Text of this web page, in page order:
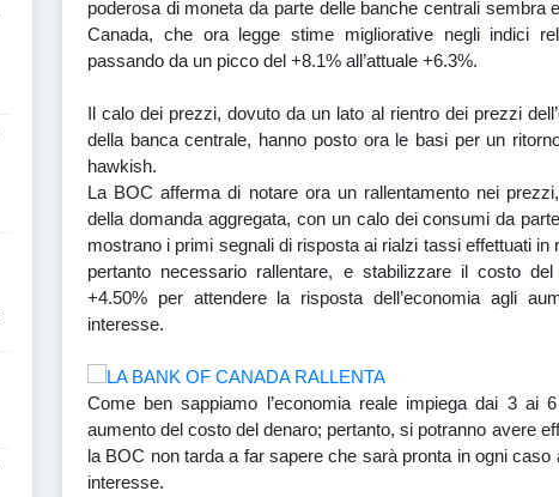
poderosa di moneta da parte delle banche centrali sembra
Canada, che ora legge stime migliorative negli indici
passando da un picco del +8.1% all’attuale +6.3%.
Il calo dei prezzi, dovuto da un lato al rientro dei prezzi
della banca centrale, hanno posto ora le basi per un
hawkish.
La BOC afferma di notare ora un rallentamento nei
della domanda aggregata, con un calo dei consumi da
mostrano i primi segnali di risposta ai rialzi tassi effettuati
pertanto necessario rallentare, e stabilizzare il costo del
+4.50% per attendere la risposta dell’economia agli
interesse.
Come ben sappiamo l’economia reale impiega dai 3 ai
aumento del costo del denaro; pertanto, si potranno avere
la BOC non tarda a far sapere che sarà pronta in ogni
interesse.